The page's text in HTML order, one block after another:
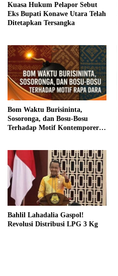
Kuasa Hukum Pelapor Sebut
Eks Bupati Konawe Utara Telah
Ditetapkan Tersangka
Bom Waktu Burisininta,
Sosoronga, dan Bosu-Bosu
Terhadap Motif Kontemporer
Bahlil Lahadalia Gaspol!
Revolusi Distribusi LPG 3 Kg